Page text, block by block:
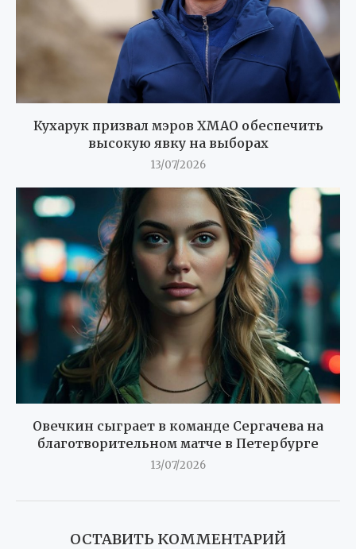
Кухарук призвал мэров ХМАО обеспечить
высокую явку на выборах
13/07/2026
Овечкин сыграет в команде Сергачева на
благотворительном матче в Петербурге
13/07/2026
ОСТАВИТЬ КОММЕНТАРИЙ